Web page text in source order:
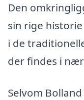
Den
sin rige
i de
der findes i
Selvom